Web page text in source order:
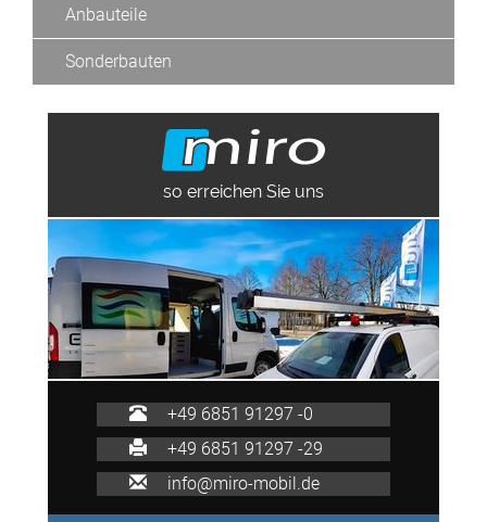
Anbauteile
Sonderbauten
so erreichen Sie uns
+49 6851 91297 -0
+49 6851 91297 -29
info@miro-mobil.de